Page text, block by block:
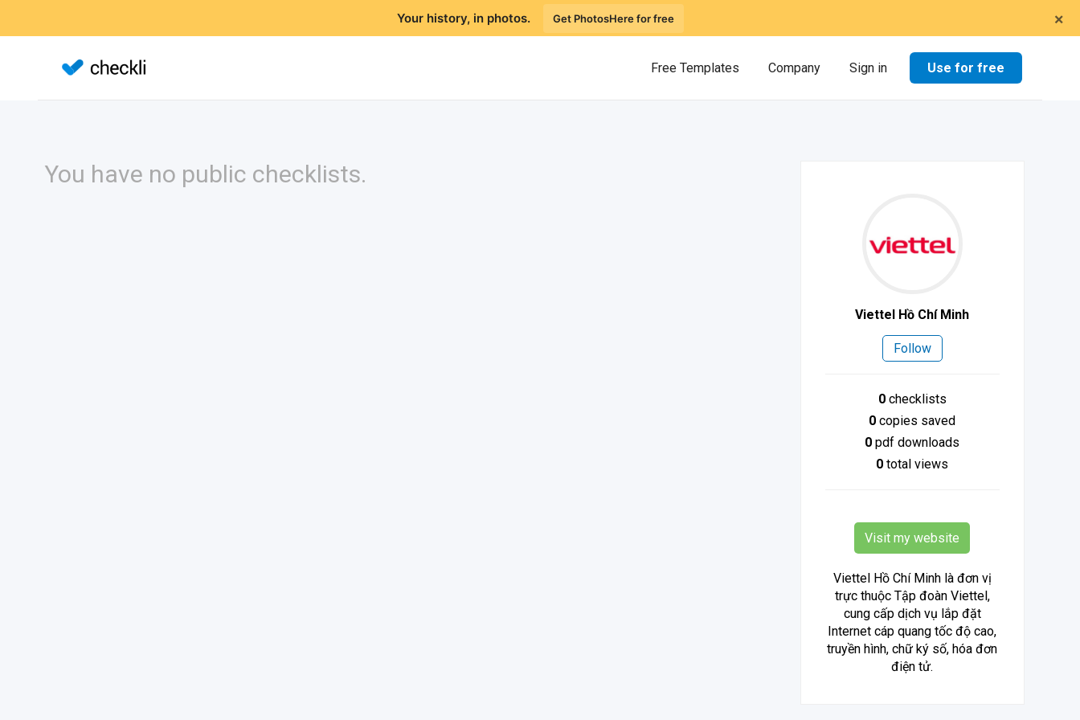
×
Your history, in photos. Get PhotosHere for free
Free Templates Company Sign in Use for free
You have no public checklists.
Viettel Hồ Chí Minh
Follow
0checklists
0 copies saved
0 pdf downloads
0 total views
Visit my website
Viettel Hồ Chí Minh là đơn vị
trực thuộc Tập đoàn Viettel,
cung cấp dịch vụ lắp đặt
Internet cáp quang tốc độ cao,
truyền hình, chữ ký số, hóa đơn
điện tử.